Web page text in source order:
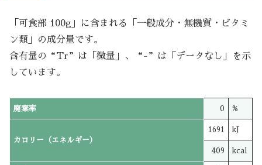
「可食部 100g」に含まれる「一般成分・無機質・ビタミ
ン類」の成分量です。
含有量の“Tr”は「微量」、“-”は「データなし」を示
しています。
廃棄率 0 %
カロリー（エネルギー）
1691 kJ
409 kcal